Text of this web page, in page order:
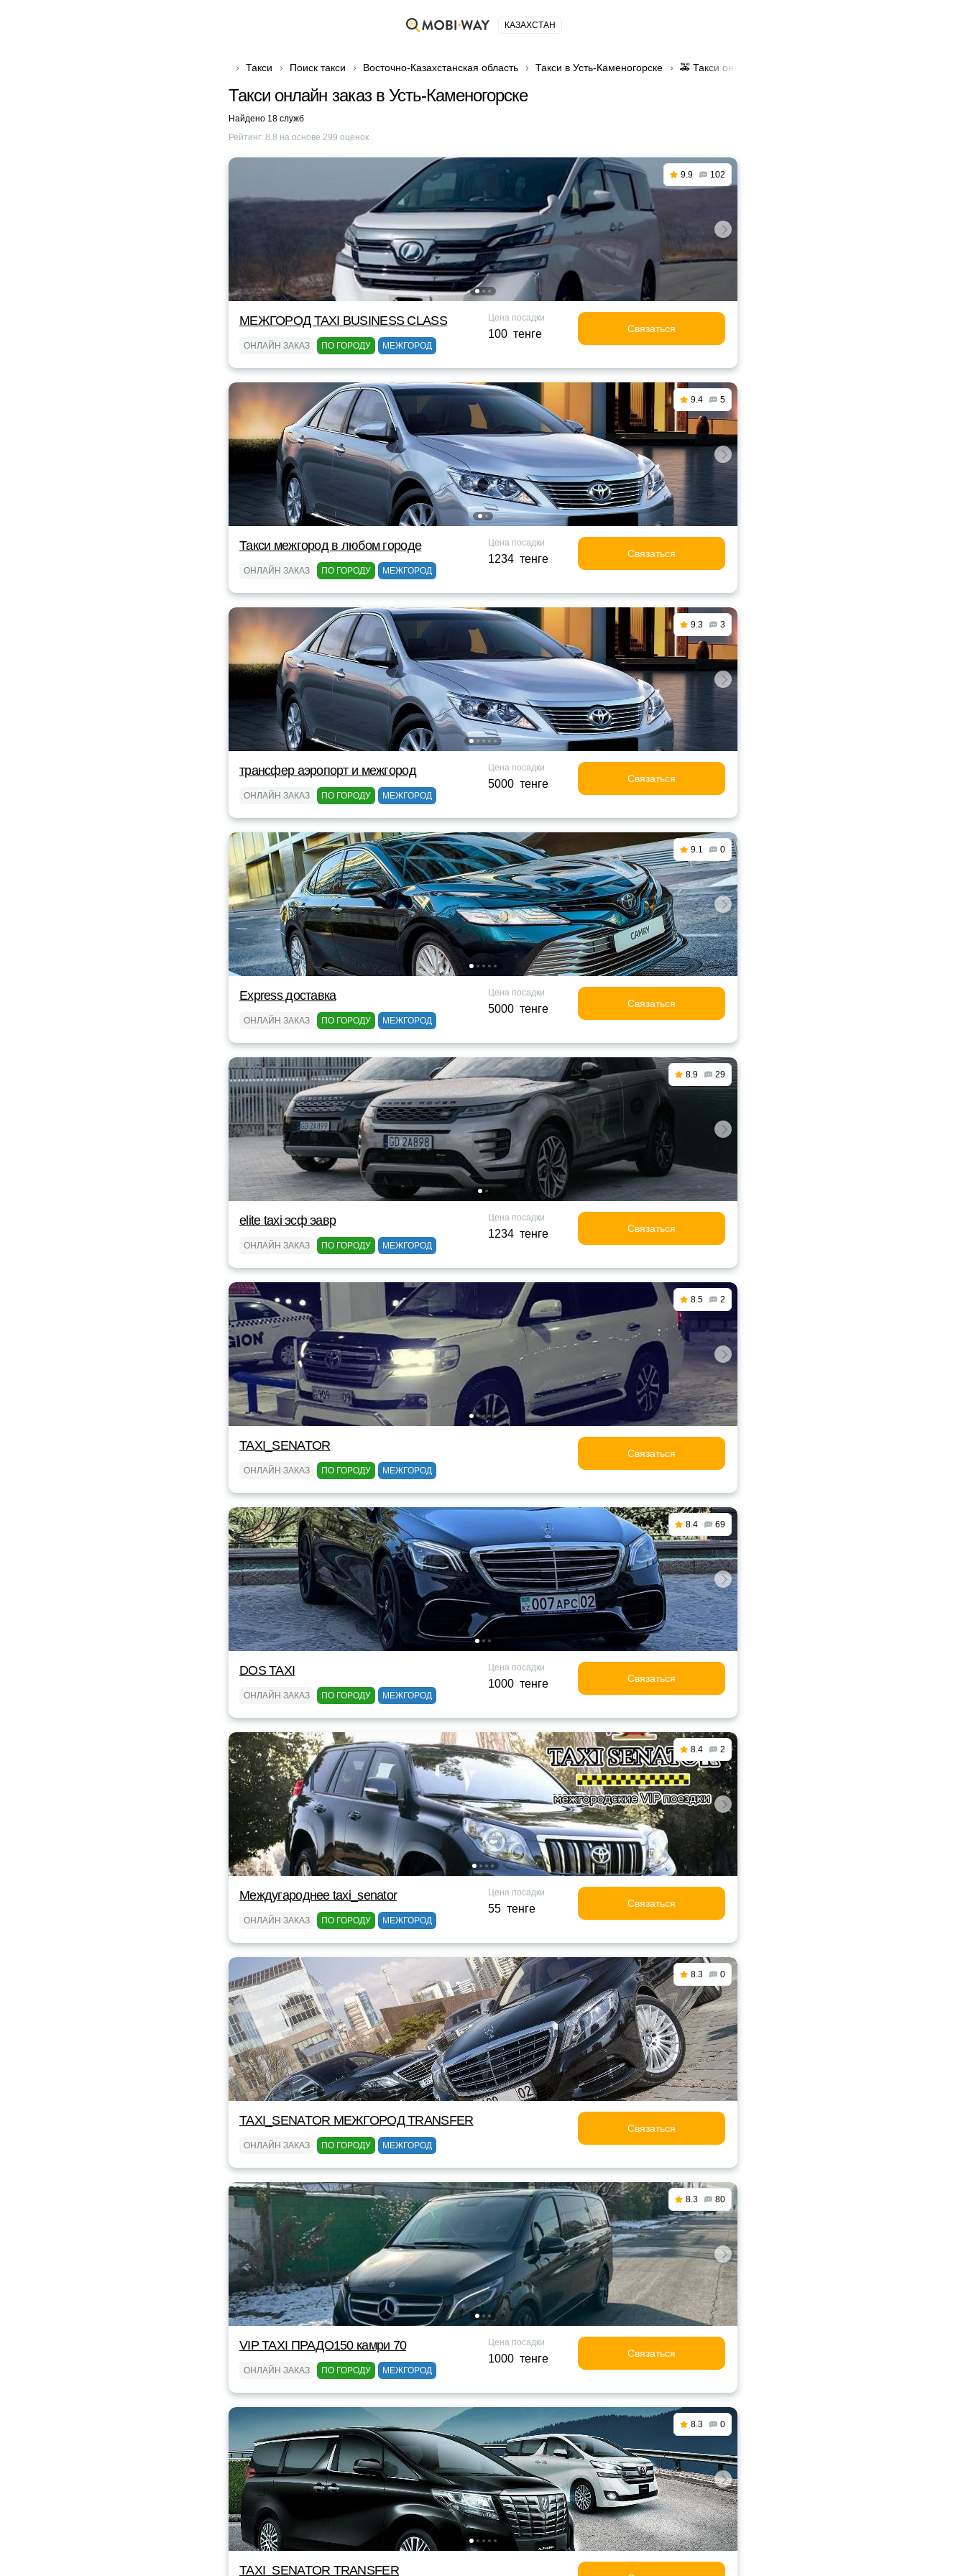
КАЗАХСТАН
Такси Поиск такси Восточно-Казахстанская область Такси в Усть-Каменогорске 🚕 Такси онлайн заказ в Усть-Каменогорске
Такси онлайн заказ в Усть-Каменогорске
Найдено 18 служб
Рейтинг: 8.8 на основе 299 оценок
9.9 102
МЕЖГОРОД TAXI BUSINESS CLASS
ОНЛАЙН ЗАКАЗ ПО ГОРОДУ МЕЖГОРОД
Цена посадки
100 тенге Связаться
9.4 5
Такси межгород в любом городе
ОНЛАЙН ЗАКАЗ ПО ГОРОДУ МЕЖГОРОД
Цена посадки
1234 тенге Связаться
9.3 3
трансфер аэропорт и межгород
ОНЛАЙН ЗАКАЗ ПО ГОРОДУ МЕЖГОРОД
Цена посадки
5000 тенге Связаться
9.1 0
Express доставка
ОНЛАЙН ЗАКАЗ ПО ГОРОДУ МЕЖГОРОД
Цена посадки
5000 тенге Связаться
8.9 29
elite taxi эсф эавр
ОНЛАЙН ЗАКАЗ ПО ГОРОДУ МЕЖГОРОД
Цена посадки
1234 тенге Связаться
8.5 2
TAXI_SENATOR
ОНЛАЙН ЗАКАЗ ПО ГОРОДУ МЕЖГОРОД
Связаться
8.4 69
DOS TAXI
ОНЛАЙН ЗАКАЗ ПО ГОРОДУ МЕЖГОРОД
Цена посадки
1000 тенге Связаться
8.4 2
Междугароднее taxi_senator
ОНЛАЙН ЗАКАЗ ПО ГОРОДУ МЕЖГОРОД
Цена посадки
55 тенге Связаться
8.3 0
TAXI_SENATOR МЕЖГОРОД TRANSFER
ОНЛАЙН ЗАКАЗ ПО ГОРОДУ МЕЖГОРОД
Связаться
8.3 80
VIP TAXI ПРАДО150 камри 70
ОНЛАЙН ЗАКАЗ ПО ГОРОДУ МЕЖГОРОД
Цена посадки
1000 тенге Связаться
8.3 0
TAXI_SENATOR TRANSFER